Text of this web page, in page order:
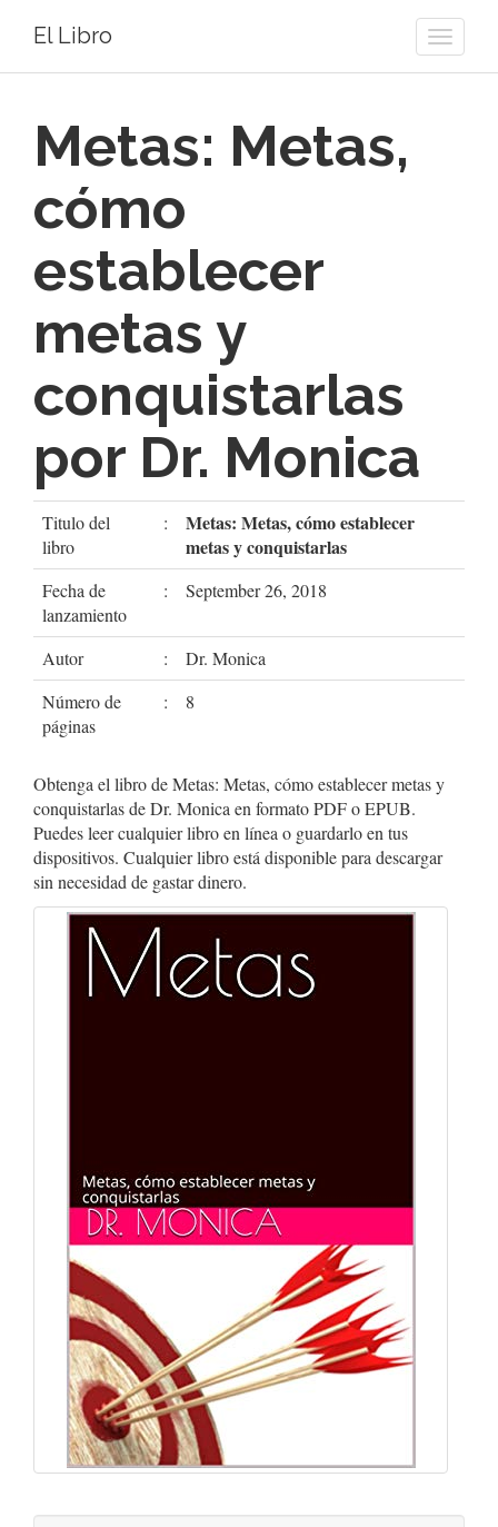
Toggle
El Libro
Metas: Metas,
cómo
establecer
metas y
conquistarlas
por Dr. Monica
Titulo del
libro
:
Metas: Metas, cómo establecer
metas y conquistarlas
Fecha de
lanzamiento
: September 26, 2018
Autor :
Dr. Monica
Número de
páginas
: 8
Obtenga el libro de Metas: Metas, cómo establecer metas y
conquistarlas de Dr. Monica en formato PDF o EPUB.
Puedes leer cualquier libro en línea o guardarlo en tus
dispositivos. Cualquier libro está disponible para descargar
sin necesidad de gastar dinero.